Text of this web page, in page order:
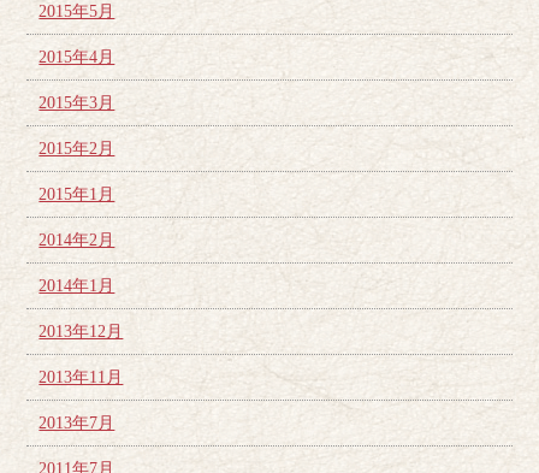
2015年5月
2015年4月
2015年3月
2015年2月
2015年1月
2014年2月
2014年1月
2013年12月
2013年11月
2013年7月
2011年7月